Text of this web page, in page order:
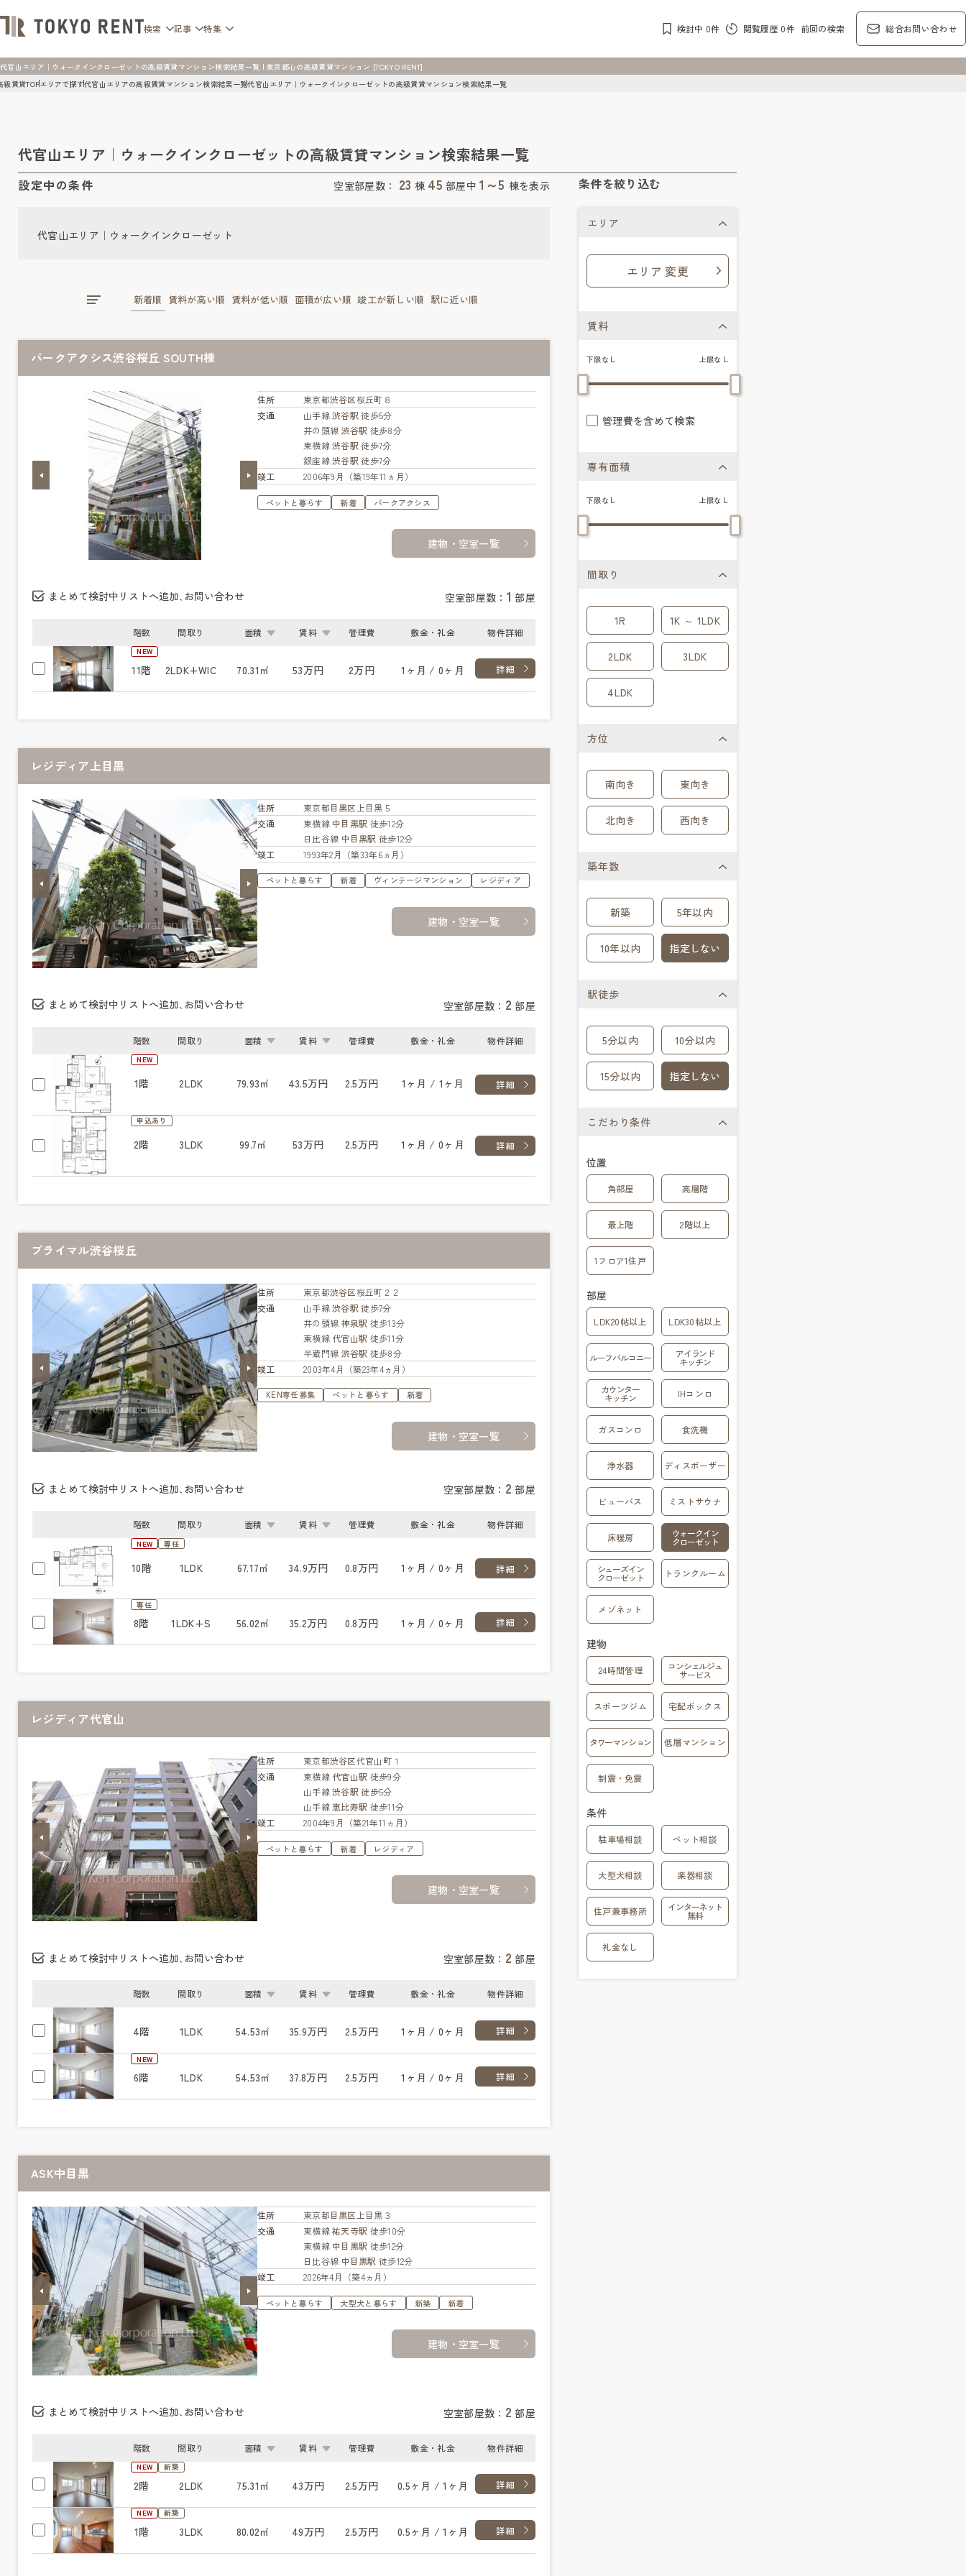
検索 記事 特集 検討中 0件 閲覧履歴 0件 前回の検索 総合お問い合わせ
代官山エリア｜ウォークインクローゼットの高級賃貸マンション検索結果一覧 | 東京都心の高級賃貸マンション [TOKYO RENT]
級賃貸TOPエリアで探す代官山エリアの高級賃貸マンション検索結果一覧代官山エリア｜ウォークインクローゼットの高級賃貸マンション検索結果一覧
代官山エリア｜ウォークインクローゼットの高級賃貸マンション検索結果一覧
設定中の条件 空室部屋数： 23 棟 45 部屋中1～5 棟を表示
代官山エリア｜ウォークインクローゼット
新着順 賃料が高い順 賃料が低い順 面積が広い順 竣工が新しい順 駅に近い順
パークアクシス渋谷桜丘 SOUTH棟
住所 東京都渋谷区桜丘町８
交通
山手線渋谷駅 徒歩5分
井の頭線 渋谷駅 徒歩8分
東横線渋谷駅 徒歩7分
銀座線渋谷駅 徒歩7分
竣工
2006年9月（築19年11ヵ月）
ペットと暮らす 新着 パークアクシス
建物・空室一覧
まとめて検討中リストへ追加､お問い合わせ 空室部屋数： 1 部屋
階数 間取り 面積 賃料 管理費 敷金・礼金 物件詳細
NEW
詳細
11階 2LDK+WIC 70.31㎡ 53万円 2万円 1ヶ月 / 0ヶ月
レジディア上目黒
住所 東京都目黒区 上目黒５
交通
東横線 中目黒駅 徒歩12分
日比谷線 中目黒駅 徒歩12分
竣工
1993年2月（築33年6ヵ月）
ペットと暮らす 新着 ヴィンテージマンション レジディア
建物・空室一覧
まとめて検討中リストへ追加､お問い合わせ 空室部屋数： 2 部屋
階数 間取り 面積 賃料 管理費 敷金・礼金 物件詳細
NEW
詳細
1階 2LDK 79.93㎡ 43.5万円 2.5万円 1ヶ月 / 1ヶ月
申込あり
詳細
2階 3LDK 99.7㎡ 53万円 2.5万円 1ヶ月 / 0ヶ月
プライマル渋谷桜丘
住所 東京都渋谷区桜丘町２２
交通
山手線渋谷駅 徒歩7分
井の頭線 神泉駅 徒歩13分
東横線 代官山駅 徒歩11分
半蔵門線 渋谷駅 徒歩8分
竣工
2003年4月（築23年4ヵ月）
KEN専任募集 ペットと暮らす 新着
建物・空室一覧
まとめて検討中リストへ追加､お問い合わせ 空室部屋数： 2 部屋
階数 間取り 面積 賃料 管理費 敷金・礼金 物件詳細
NEW 専任
詳細
10階 1LDK 67.17㎡ 34.9万円 0.8万円 1ヶ月 / 0ヶ月
専任
詳細
8階 1LDK+S 56.02㎡ 35.2万円 0.8万円 1ヶ月 / 0ヶ月
レジディア代官山
住所 東京都渋谷区代官山町１
交通
東横線 代官山駅 徒歩9分
山手線渋谷駅 徒歩5分
山手線 恵比寿駅 徒歩11分
竣工
2004年9月（築21年11ヵ月）
ペットと暮らす 新着 レジディア
建物・空室一覧
まとめて検討中リストへ追加､お問い合わせ 空室部屋数： 2 部屋
階数 間取り 面積 賃料 管理費 敷金・礼金 物件詳細
詳細
4階 1LDK 54.53㎡ 35.9万円 2.5万円 1ヶ月 / 0ヶ月
NEW
詳細
6階 1LDK 54.53㎡ 37.8万円 2.5万円 1ヶ月 / 0ヶ月
ASK中目黒
住所 東京都目黒区 上目黒３
交通
東横線祐天寺駅 徒歩10分
東横線 中目黒駅 徒歩12分
日比谷線 中目黒駅 徒歩12分
竣工
2026年4月（築4ヵ月）
ペットと暮らす 大型犬と暮らす 新築 新着
建物・空室一覧
まとめて検討中リストへ追加､お問い合わせ 空室部屋数： 2 部屋
階数 間取り 面積 賃料 管理費 敷金・礼金 物件詳細
NEW 新築
詳細
2階 2LDK 75.31㎡ 43万円 2.5万円 0.5ヶ月 / 1ヶ月
NEW 新築
詳細
1階 3LDK 80.02㎡ 49万円 2.5万円 0.5ヶ月 / 1ヶ月
条件を絞り込む
エリア
エリア 変更
賃料
下限なし 上限なし
管理費を含めて検索
専有面積
下限なし 上限なし
間取り
1R 1K ～ 1LDK
2LDK 3LDK
4LDK
方位
南向き 東向き
北向き 西向き
築年数
新築 5年以内
10年以内 指定しない
駅徒歩
5分以内 10分以内
15分以内 指定しない
こだわり条件
位置
角部屋 高層階
最上階 2階以上
1フロア1住戸
部屋
LDK20帖以上 LDK30帖以上
ルーフバルコニー アイランド
キッチン
カウンター
キッチン IHコンロ
ガスコンロ 食洗機
浄水器 ディスポーザー
ビューバス ミストサウナ
床暖房 ウォークイン
クローゼット
シューズイン
クローゼット トランクルーム
メゾネット
建物
24時間管理 コンシェルジュ
サービス
スポーツジム 宅配ボックス
タワーマンション 低層マンション
制震・免震
条件
駐車場相談 ペット相談
大型犬相談 楽器相談
住戸兼事務所 インターネット
無料
礼金なし